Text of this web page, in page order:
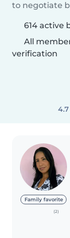
to negotiate
614 active
All
verification
Family favorite
(2)